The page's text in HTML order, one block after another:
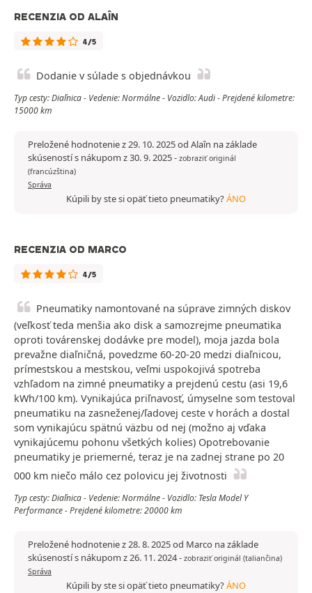
RECENZIA OD ALAÎN
4/5
Dodanie v súlade s objednávkou
Typ cesty: Diaľnica - Vedenie: Normálne - Vozidlo: Audi - Prejdené kilometre:
15000 km
Preložené hodnotenie z 29. 10. 2025 od Alaîn na základe
skúseností s nákupom z 30. 9. 2025- zobraziť originál
(francúzština)
Správa
Kúpili by ste si opäť tieto pneumatiky?ÁNO
RECENZIA OD MARCO
4/5
Pneumatiky namontované na súprave zimných diskov
(veľkosť teda menšia ako disk a samozrejme pneumatika
oproti továrenskej dodávke pre model), moja jazda bola
prevažne diaľničná, povedzme 60-20-20 medzi diaľnicou,
prímestskou a mestskou, veľmi uspokojivá spotreba
vzhľadom na zimné pneumatiky a prejdenú cestu (asi 19,6
kWh/100 km). Vynikajúca priľnavosť, úmyselne som testoval
pneumatiku na zasneženej/ľadovej ceste v horách a dostal
som vynikajúcu spätnú väzbu od nej (možno aj vďaka
vynikajúcemu pohonu všetkých kolies) Opotrebovanie
pneumatiky je priemerné, teraz je na zadnej strane po 20
000 km niečo málo cez polovicu jej životnosti
Typ cesty: Diaľnica - Vedenie: Normálne - Vozidlo: Tesla Model Y
Performance - Prejdené kilometre: 20000 km
Preložené hodnotenie z 28. 8. 2025 od Marco na základe
skúseností s nákupom z 26. 11. 2024- zobraziť originál (taliančina)
Správa
Kúpili by ste si opäť tieto pneumatiky?ÁNO